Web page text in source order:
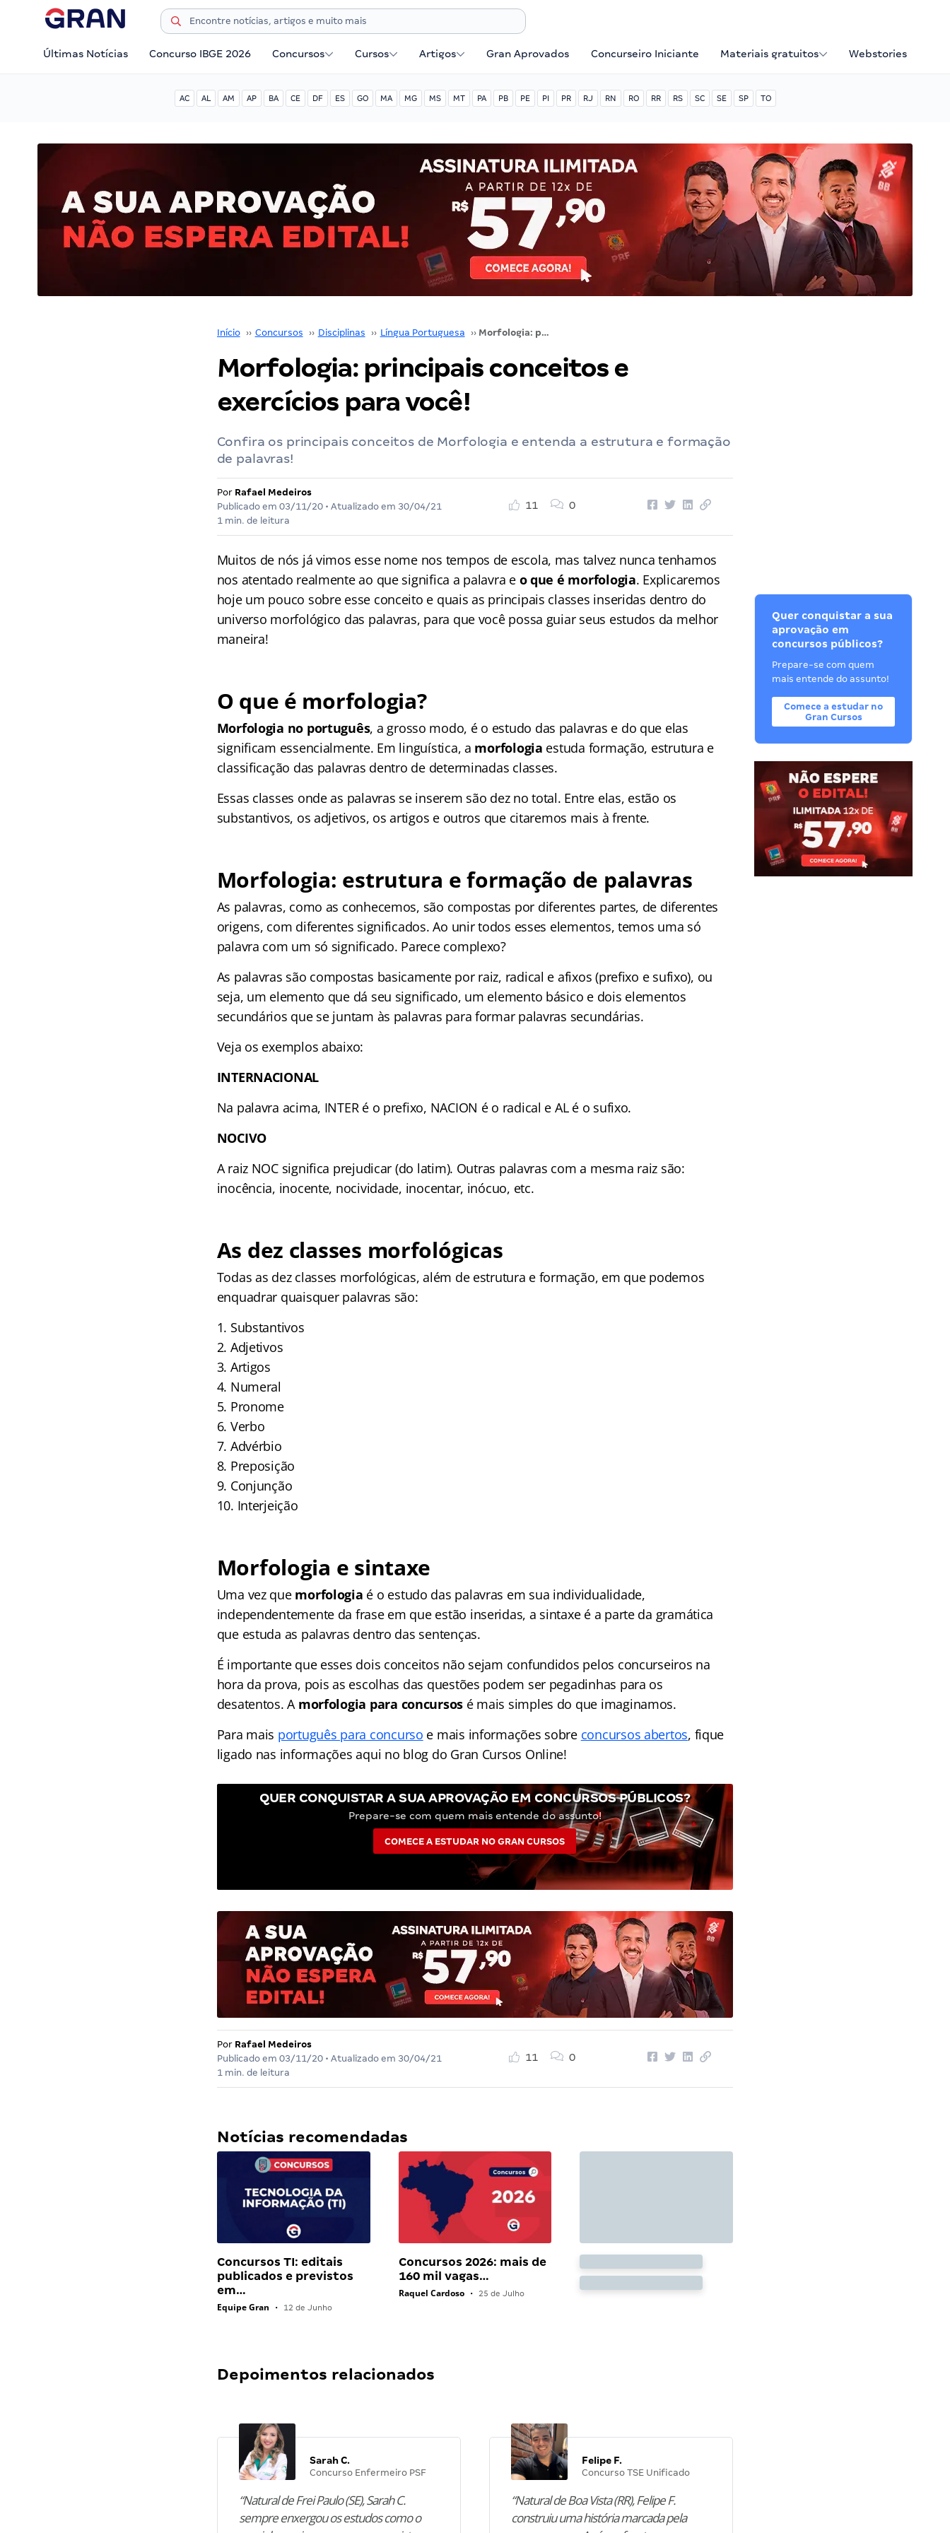
Últimas Notícias Concurso IBGE 2026 Concursos Cursos Artigos Gran Aprovados Concurseiro Iniciante Materiais gratuitos Webstories
AC AL AM AP BA CE DF ES GO MA MG MS MT PA PB PE PI PR RJ RN RO RR RS SC SE SP TO
Início ›› Concursos ›› Disciplinas ›› Língua Portuguesa ›› Morfologia: principais conceitos e exercícios para você!
Morfologia: principais conceitos e
exercícios para você!
Confira os principais conceitos de Morfologia e entenda a estrutura e formação
de palavras!
Por Rafael Medeiros
Publicado em 03/11/20• Atualizado em 30/04/21
1 min. de leitura
11 0
Muitos de nós já vimos esse nome nos tempos de escola, mas talvez nunca tenhamos
nos atentado realmente ao que significa a palavra e o que é morfologia. Explicaremos
hoje um pouco sobre esse conceito e quais as principais classes inseridas dentro do
universo morfológico das palavras, para que você possa guiar seus estudos da melhor
maneira!
O que é morfologia?
Morfologia no português, a grosso modo, é o estudo das palavras e do que elas
significam essencialmente. Em linguística, a morfologia estuda formação, estrutura e
classificação das palavras dentro de determinadas classes.
Essas classes onde as palavras se inserem são dez no total. Entre elas, estão os
substantivos, os adjetivos, os artigos e outros que citaremos mais à frente.
Morfologia: estrutura e formação de palavras
As palavras, como as conhecemos, são compostas por diferentes partes, de diferentes
origens, com diferentes significados. Ao unir todos esses elementos, temos uma só
palavra com um só significado. Parece complexo?
As palavras são compostas basicamente por raiz, radical e afixos (prefixo e sufixo), ou
seja, um elemento que dá seu significado, um elemento básico e dois elementos
secundários que se juntam às palavras para formar palavras secundárias.
Veja os exemplos abaixo:
INTERNACIONAL
Na palavra acima, INTER é o prefixo, NACION é o radical e AL é o sufixo.
NOCIVO
A raiz NOC significa prejudicar (do latim). Outras palavras com a mesma raiz são:
inocência, inocente, nocividade, inocentar, inócuo, etc.
As dez classes morfológicas
Todas as dez classes morfológicas, além de estrutura e formação, em que podemos
enquadrar quaisquer palavras são:
1. Substantivos
2. Adjetivos
3. Artigos
4. Numeral
5. Pronome
6. Verbo
7. Advérbio
8. Preposição
9. Conjunção
10. Interjeição
Morfologia e sintaxe
Uma vez que morfologia é o estudo das palavras em sua individualidade,
independentemente da frase em que estão inseridas, a sintaxe é a parte da gramática
que estuda as palavras dentro das sentenças.
É importante que esses dois conceitos não sejam confundidos pelos concurseiros na
hora da prova, pois as escolhas das questões podem ser pegadinhas para os
desatentos. A morfologia para concursos é mais simples do que imaginamos.
Para mais português para concurso e mais informações sobre concursos abertos, fique
ligado nas informações aqui no blog do Gran Cursos Online!
QUER CONQUISTAR A SUA APROVAÇÃO EM CONCURSOS PÚBLICOS?
Prepare-se com quem mais entende do assunto!
COMECE A ESTUDAR NO GRAN CURSOS
Por Rafael Medeiros
Publicado em 03/11/20• Atualizado em 30/04/21
1 min. de leitura
11 0
Notícias recomendadas
Concursos TI: editais
publicados e previstos
em…
Equipe Gran • 12 de Junho
Concursos 2026: mais de
160 mil vagas…
Raquel Cardoso • 25 de Julho
Depoimentos relacionados
Sarah C.
Concurso Enfermeiro PSF
“Natural de Frei Paulo (SE), Sarah C.
sempre enxergou os estudos como o
Felipe F.
Concurso TSE Unificado
“Natural de Boa Vista (RR), Felipe F.
construiu uma história marcada pela
Quer conquistar a sua
aprovação em
concursos públicos?
Prepare-se com quem
mais entende do assunto!
Comece a estudar no
Gran Cursos